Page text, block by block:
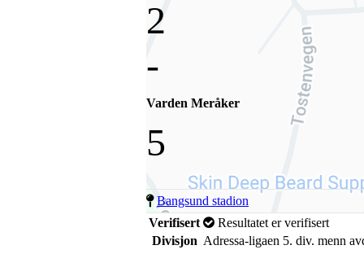
2
-
Varden Meråker
5
Bangsund stadion
Verifisert
Resultatet er verifisert
Divisjon Adressa-ligaen 5. div. menn